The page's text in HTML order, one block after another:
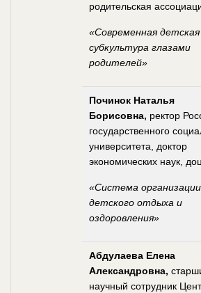
родительская
«Современная детская
субкультура глазами
родителей»
Починок Наталья
Борисовна, ректор
государственного
университета, доктор
экономических наук,
«Система организации
детского отдыха и
оздоровления»
Абдулаева Елена
Александровна,
научный сотрудник